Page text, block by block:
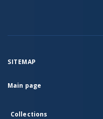
SITEMAP
Main page
Collections